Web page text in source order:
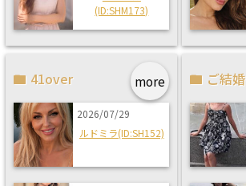
(ID:SHM173)
more
41over
2026/07/29
ルドミラ(ID:SH152)
ご結婚